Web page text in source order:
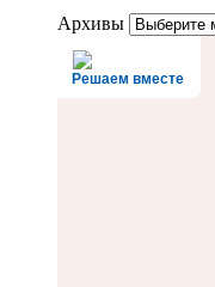
Архивы
Решаем вместе